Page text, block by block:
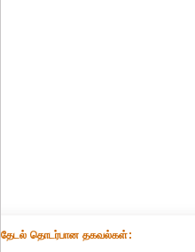
தேட‌ல் தொட‌ர்பான தகவ‌ல்க‌ள்: